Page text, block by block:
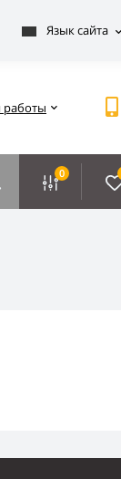
Язык сайта
работы
0